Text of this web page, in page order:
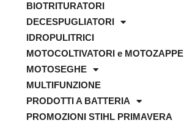
BIOTRITURATORI
DECESPUGLIATORI
IDROPULITRICI
MOTOCOLTIVATORI e MOTOZAPPE
MOTOSEGHE
MULTIFUNZIONE
PRODOTTI A BATTERIA
PROMOZIONI STIHL PRIMAVERA